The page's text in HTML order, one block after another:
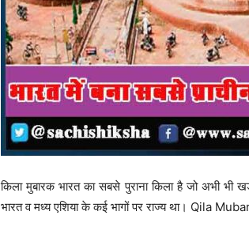
किला मुबारक भारत का सबसे पुराना किला है जो अभी
भारत व मध्य एशिया के कई भागों पर राज्य था। Qila